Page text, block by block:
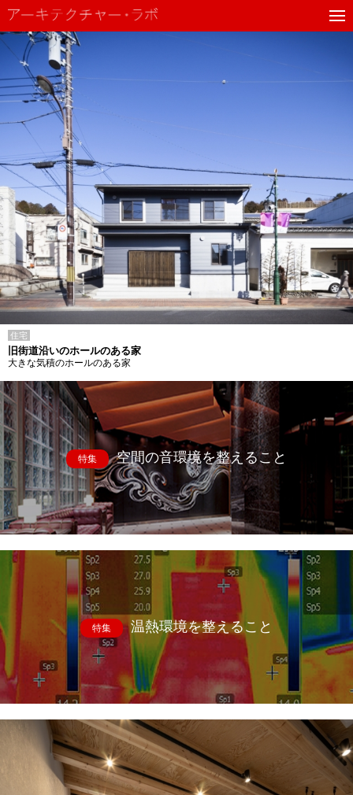
住宅
旧街道沿いのホールのある家
大きな気積のホールのある家
特集 空間の音環境を整えること
特集 温熱環境を整えること